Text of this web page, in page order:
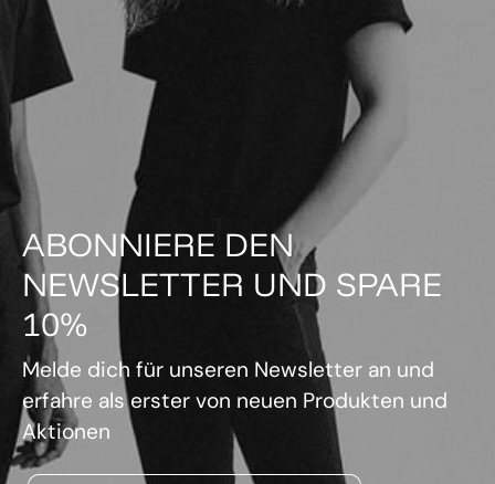
ABONNIERE DEN
NEWSLETTER UND SPARE
10%
Melde dich für unseren Newsletter an und
erfahre als erster von neuen Produkten und
Aktionen